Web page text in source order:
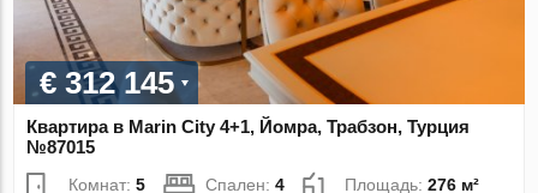
€ 312 145
Квартира в Marin City 4+1, Йомра, Трабзон, Турция
№87015
Комнат:5 Спален:4 Площадь:276 м²